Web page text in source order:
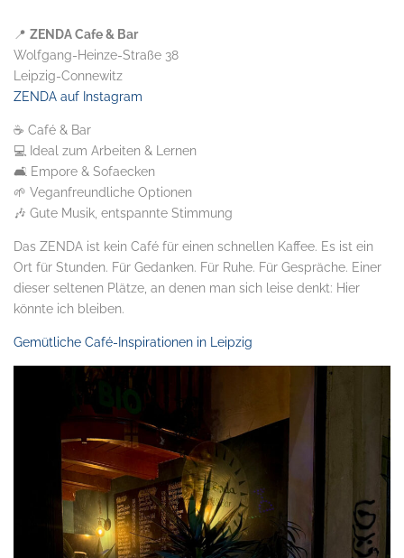
📍 ZENDA Cafe & Bar
Wolfgang-Heinze-Straße 38
Leipzig-Connewitz
ZENDA auf Instagram
☕ Café & Bar
💻 Ideal zum Arbeiten & Lernen
🛋️ Empore & Sofaecken
🌱 Veganfreundliche Optionen
🎶 Gute Musik, entspannte Stimmung
Das ZENDA ist kein Café für einen schnellen Kaffee. Es ist ein
Ort für Stunden. Für Gedanken. Für Ruhe. Für Gespräche. Einer
dieser seltenen Plätze, an denen man sich leise denkt: Hier
könnte ich bleiben.
Gemütliche Café-Inspirationen in Leipzig